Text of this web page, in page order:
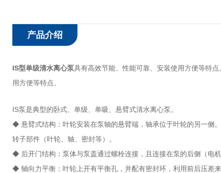
产品介绍
IS型单级清水离心泵具有高效节能、性能可靠、安装使用方便等特
用方便等特点‌。
IS泵是典型的卧式、单级、单吸、悬臂式清水离心泵。
◆ 悬臂式结构：叶轮安装在泵轴的悬臂端，轴承位于叶轮的另一侧
转子部件（叶轮、轴、密封等）。
◆ 后开门结构：泵体与泵盖通过螺栓连接，且连接在泵的后侧（电
◆ 轴向力平衡：叶轮上开有平衡孔，并配有密封环，利用前后压差